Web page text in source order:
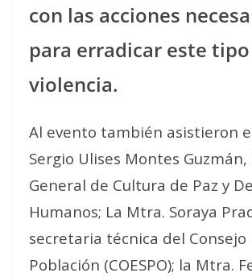
con las acciones
para erradicar este
violencia.
Al evento también asistieron
Sergio Ulises Montes
General de Cultura de Paz y
Humanos; La Mtra. Soraya
secretaria técnica del Consejo
Población (COESPO); la Mtra.